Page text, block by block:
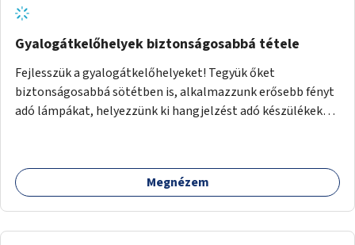
Gyalogátkelőhelyek biztonságosabbá tétele
Fejlesszük a gyalogátkelőhelyeket! Tegyük őket
biztonságosabbá sötétben is, alkalmazzunk erősebb fényt
adó lámpákat, helyezzünk ki hangjelzést adó készülékeket
Megnézem